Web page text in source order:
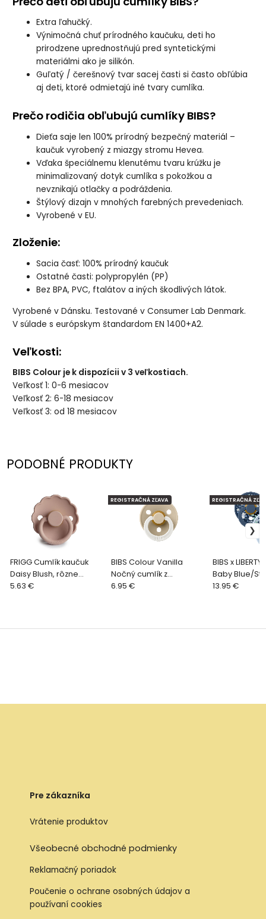
Extra ľahučký.
Výnimočná chuť prírodného kaučuku, deti ho
prirodzene uprednostňujú pred syntetickými
materiálmi ako je silikón.
Guľatý / čerešnový tvar sacej časti si často obľúbia
aj deti, ktoré odmietajú iné tvary cumlíka.
Prečo rodičia obľubujú cumlíky BIBS?
Dieťa saje len 100% prírodný bezpečný materiál –
kaučuk vyrobený z miazgy stromu Hevea.
Vďaka špeciálnemu klenutému tvaru krúžku je
minimalizovaný dotyk cumlíka s pokožkou a
nevznikajú otlačky a podráždenia.
Štýlový dizajn v mnohých farebných prevedeniach.
Vyrobené v EU.
Zloženie:
Sacia časť: 100% prírodný kaučuk
Ostatné časti: polypropylén (PP)
Bez BPA, PVC, ftalátov a iných škodlivých látok.
Vyrobené v Dánsku. Testované v Consumer Lab Denmark.
V súlade s európskym štandardom EN 1400+A2.
Veľkosti:
BIBS Colour je k dispozícii v 3 veľkostiach.
Veľkosť 1: 0-6 mesiacov
Veľkosť 2: 6-18 mesiacov
Veľkosť 3: od 18 mesiacov
PODOBNÉ PRODUKTY
FRIGG Cumlík kaučuk
Daisy Blush, rôzne
veľkosti
5.63 €
BIBS Colour Vanilla
Nočný cumlík z
prírodného kaučuku 1ks,
REGISTRAČNÁ ZĽAVA
6.95 €
BIBS x
Baby Blue/
cumlík z
REGISTRAČNÁ
13.95 €
Pre zákazníka
Vrátenie produktov
Všeobecné obchodné podmienky
Reklamačný poriadok
Poučenie o ochrane osobných údajov a
používaní cookies